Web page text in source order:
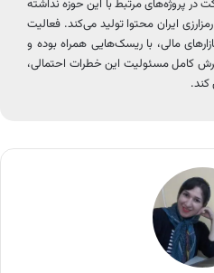
در پروژه‌های مرتبط با این حوزه نداشته
ایران محتوا تولید می‌کند. فعالیت
مالی، با ریسک‌هایی همراه بوده و
کامل مسئولیت این خطرات احتمالی،
کند.